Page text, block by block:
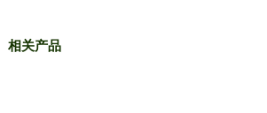
相关产品